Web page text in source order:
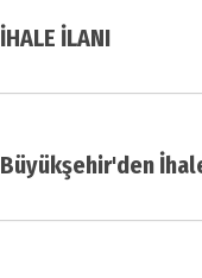
İHALE İLANI
Büyükşehir'den